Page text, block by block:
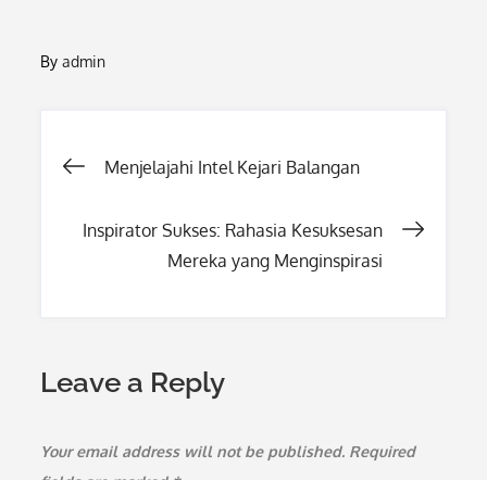
Byadmin
Post
navigation
Menjelajahi Intel Kejari Balangan
Inspirator Sukses: Rahasia Kesuksesan
Mereka yang Menginspirasi
Leave a Reply
Your email address will not be published. Required